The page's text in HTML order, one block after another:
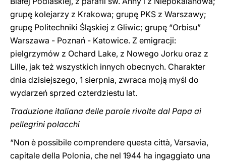
grupę kolejarzy z Krakowa; grupę PKS z Warszawy;
grupę Politechniki Śląskiej z Gliwic; grupę “Orbisu”
Warszawa - Poznań - Katowice. Z emigracji:
pielgrzymów z Ochard Lake, z Nowego Jorku oraz z
Lille, jak też wszystkich innych obecnych. Charakter
dnia dzisiejszego, 1 sierpnia, zwraca moją myśl do
wydarzeń sprzed czterdziestu lat.
Traduzione italiana delle parole rivolte dal Papa ai
pellegrini polacchi
“Non è possibile comprendere questa città, Varsavia,
capitale della Polonia, che nel 1944 ha ingaggiato una